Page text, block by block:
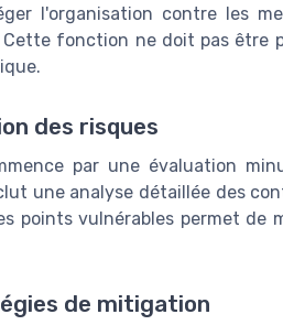
l'organisation contre les
fonction ne doit pas être
des risques
par une évaluation
une analyse détaillée des
points vulnérables permet de
de mitigation